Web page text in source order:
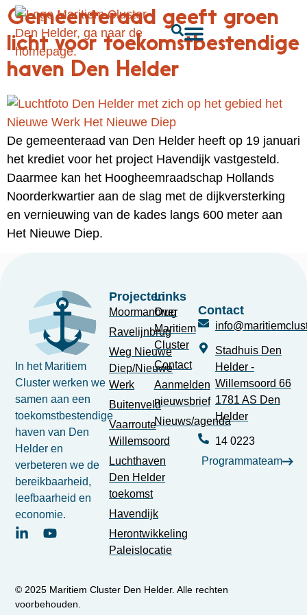
Gemeenteraad geeft groen
licht voor toekomstbestendige
haven Den Helder
De gemeenteraad van Den Helder heeft op 19 januari
het krediet voor het project Havendijk vastgesteld.
Daarmee kan het Hoogheemraadschap Hollands
Noorderkwartier aan de slag met de dijkversterking
en vernieuwing van de kades langs 600 meter aan
Het Nieuwe Diep.
In het Maritiem
Cluster werken we
samen aan een
toekomstbestendige
haven van Den
Helder en
verbeteren we de
bereikbaarheid,
leefbaarheid en
economie.
Contact
Stadhuis Den
Helder -
Willemsoord 66
1781 AS Den
Helder
14 0223
Programmateam
Projecten
Moormanbrug
Ravelijnbrug
Weg Nieuwe
Diep/Nieuwe
Werk
Buitenveld
Vaarroute
Willemsoord
Luchthaven
Den Helder
toekomst
Havendijk
Herontwikkeling
Paleislocatie
Links
Over
Maritiem
Cluster
Contact
Aanmelden
nieuwsbrief
Nieuws/agenda
© 2025 Maritiem Cluster Den Helder. Alle rechten
voorbehouden.